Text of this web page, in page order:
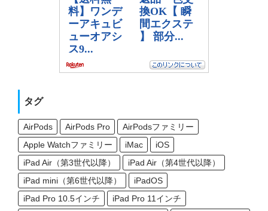
タグ
AirPods AirPods Pro
AirPodsファミリー
Apple Watchファミリー
iMac
iOS
iPad Air（第3世代以降）
iPad Air（第4世代以降）
iPad mini（第6世代以降）
iPadOS
iPad Pro 10.5インチ
iPad Pro 11インチ